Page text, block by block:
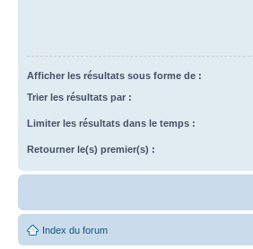
Afficher les résultats sous forme de :
Trier les résultats par :
Limiter les résultats dans le temps :
Retourner le(s) premier(s) :
Index du forum